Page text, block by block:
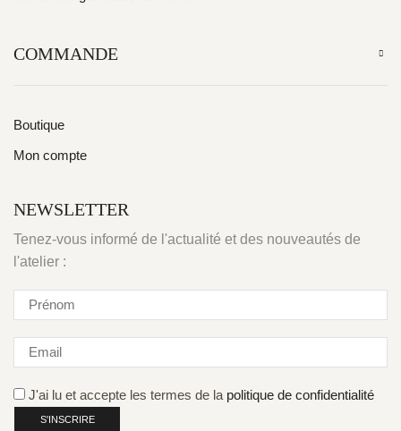
COMMANDE
Boutique
Mon compte
NEWSLETTER
Tenez-vous informé de l'actualité et des nouveautés de
l'atelier :
J'ai lu et accepte les termes de la politique de confidentialité